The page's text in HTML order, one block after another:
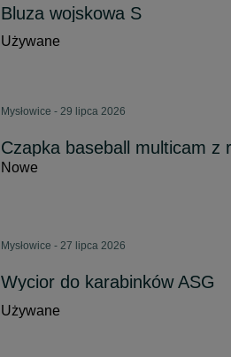
Bluza wojskowa S
Używane
Mysłowice - 29 lipca 2026
Czapka baseball multicam z
Nowe
Mysłowice - 27 lipca 2026
Wycior do karabinków ASG
Używane